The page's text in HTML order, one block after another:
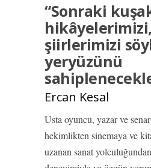
“Sonraki
hikâyelerimizi,
şiirlerimizi
yeryüzünü
Ercan Kesal
Usta oyuncu, yazar ve
hekimlikten sinemaya ve
uzanan sanat